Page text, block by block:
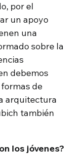
por el
un apoyo
una
sobre la
debemos
de
arquitectura
también
los jóvenes?